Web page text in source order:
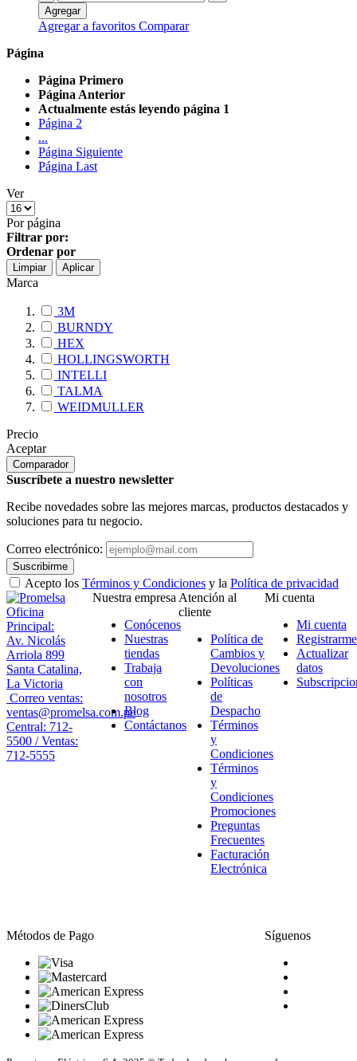
Agregar
Agregar a favoritos Comparar
Página
Página Primero
Página Anterior
Actualmente estás leyendo página 1
Página 2
...
Página Siguiente
Página Last
Ver
Por página
Filtrar por:
Ordenar por
Limpiar Aplicar
Marca
3M
BURNDY
HEX
HOLLINGSWORTH
INTELLI
TALMA
WEIDMULLER
Precio
Aceptar
Comparador
Suscríbete a nuestro newsletter
Recibe novedades sobre las mejores marcas, productos destacados y
soluciones para tu negocio.
Correo electrónico:
Suscribirme
Acepto los Términos y Condiciones y la Política de privacidad
Oficina
Principal:
Av. Nicolás
Arriola 899
Santa Catalina,
La Victoria
Correo ventas:
ventas@promelsa.com.pe
Central: 712-
5500 / Ventas:
712-5555
Nuestra empresa
Conócenos
Nuestras
tiendas
Trabaja
con
nosotros
Blog
Contáctanos
Atención al
cliente
Política de
Cambios y
Devoluciones
Políticas
de
Despacho
Términos
y
Condiciones
Términos
y
Condiciones
Promociones
Preguntas
Frecuentes
Facturación
Electrónica
Mi cuenta
Mi cuenta
Registrarme
Actualizar
datos
Métodos de Pago Síguenos